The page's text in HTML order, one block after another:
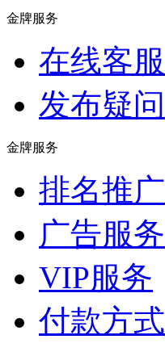
金牌服务
在线客服
发布疑问
金牌服务
排名推广
广告服务
VIP服务
付款方式